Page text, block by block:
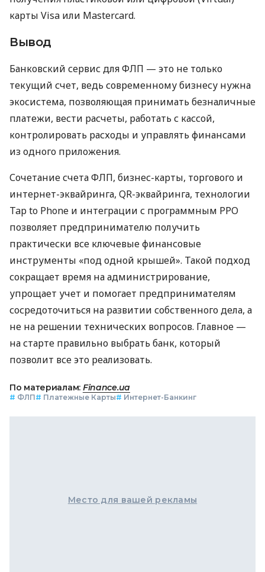
карты Visa или Mastercard.
Вывод
Банковский сервис для ФЛП — это не только
текущий счет, ведь современному бизнесу нужна
экосистема, позволяющая принимать безналичные
платежи, вести расчеты, работать с кассой,
контролировать расходы и управлять финансами
из одного приложения.
Сочетание счета ФЛП, бизнес-карты, торгового и
интернет-эквайринга, QR-эквайринга, технологии
Tap to Phone и интеграции с программным РРО
позволяет предпринимателю получить
практически все ключевые финансовые
инструменты «под одной крышей». Такой подход
сокращает время на администрирование,
упрощает учет и помогает предпринимателям
сосредоточиться на развитии собственного дела, а
не на решении технических вопросов. Главное —
на старте правильно выбрать банк, который
позволит все это реализовать.
По материалам: Finance.ua
# ФЛП# Платежные Карты# Интернет-Банкинг
Место для вашей рекламы